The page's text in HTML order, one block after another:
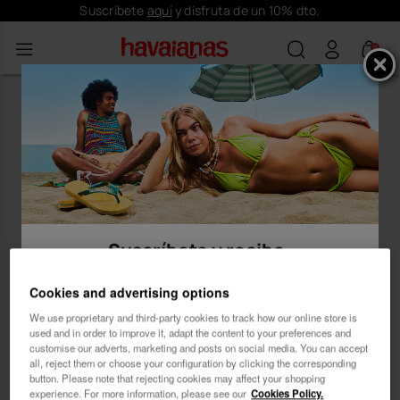
Suscríbete aquíy disfruta de un 10% dto.
0
Suscríbete y recibe
Mujer Hombre
Cookies and advertising options
We use proprietary and third-party cookies to track how our online store is
used and in order to improve it, adapt the content to your preferences and
customise our adverts, marketing and posts on social media. You can accept
all, reject them or choose your configuration by clicking the corresponding
button. Please note that rejecting cookies may affect your shopping
experience. For more information, please see our Cookies Policy.